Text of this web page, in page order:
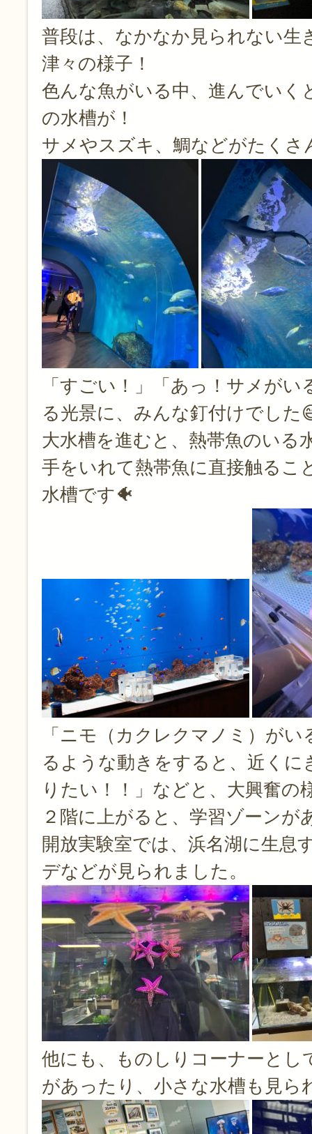
普段は、なかなか見られない生
津々の様子！
色んな魚がいる中、進んでいく
の水槽が！
サメやスズキ、鯛などがたくさ
「すごい！」「あっ！サメが
る光景に、みんな釘付けでした
大水槽を進むと、熱帯魚のいる
手をいれて熱帯魚に直接触るこ
水槽です🐠
「ニモ（カクレクマノミ）が
るような動きをすると、近くに
りたい！！」などと、大興奮の
２階に上がると、学習ゾーンが
開放実験室では、浜名湖に生息
デなどが見られました。
他にも、ものしりコーナーとし
があったり、小さな水槽も見ら